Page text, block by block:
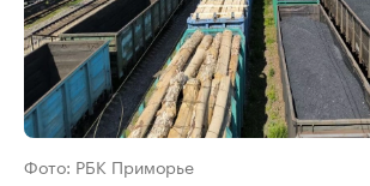
Фото: РБК Приморье